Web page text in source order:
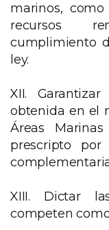
marinos,
recursos
cumplimiento
ley.
XII.
obtenida en el
Áreas
prescripto
XIII. Dictar
competen